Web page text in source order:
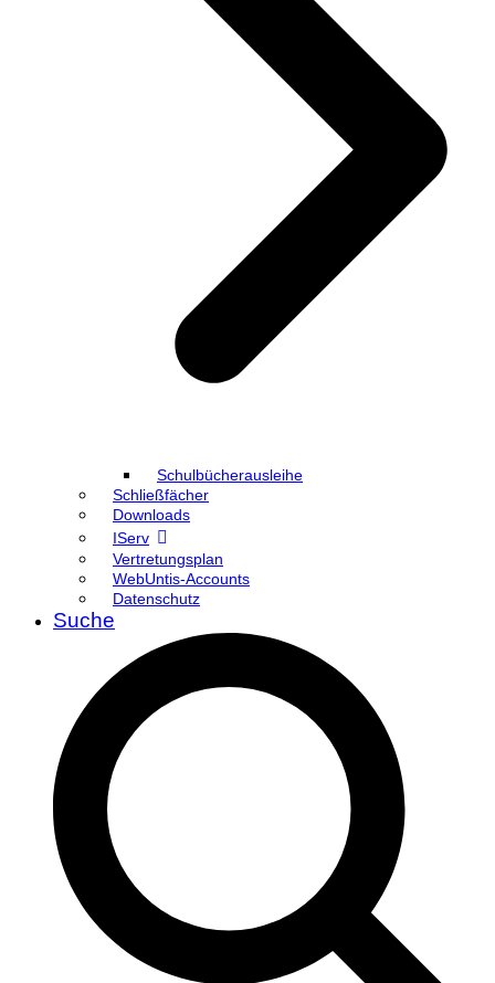
Schulbücherausleihe
Schließfächer
Downloads
IServ
Vertretungsplan
WebUntis-Accounts
Datenschutz
Suche